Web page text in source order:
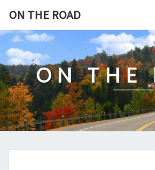
content
ON THE ROAD
ON THE